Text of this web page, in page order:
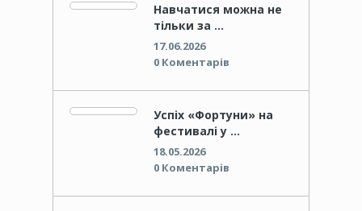
Навчатися можна не
тільки за …
17.06.2026
0 Коментарів
Успіх «Фортуни» на
фестивалі у …
18.05.2026
0 Коментарів